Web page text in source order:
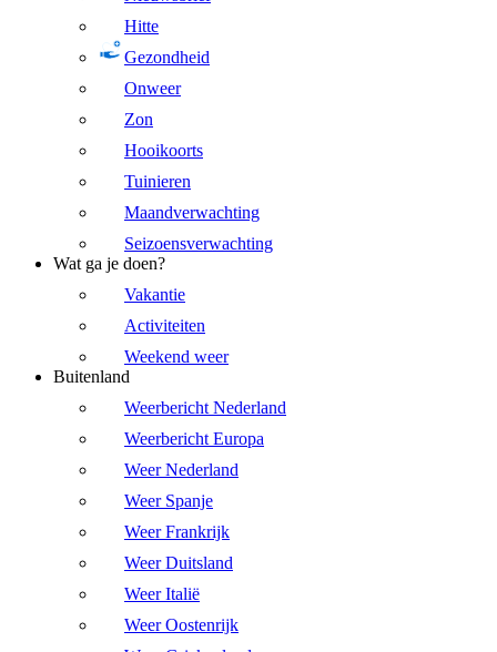
Hitte
Gezondheid
Onweer
Zon
Hooikoorts
Tuinieren
Maandverwachting
Seizoensverwachting
Wat ga je doen?
Vakantie
Activiteiten
Weekend weer
Buitenland
Weerbericht Nederland
Weerbericht Europa
Weer Nederland
Weer Spanje
Weer Frankrijk
Weer Duitsland
Weer Italië
Weer Oostenrijk